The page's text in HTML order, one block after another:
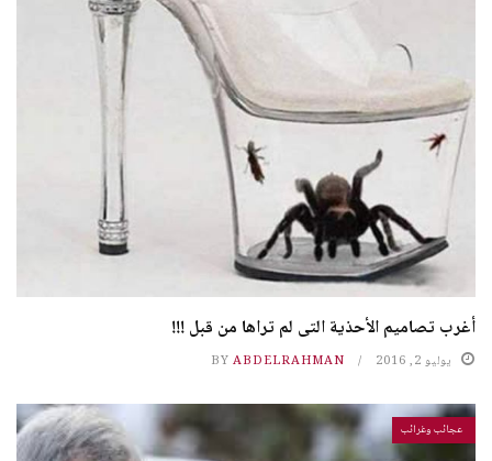
أغرب تصاميم الأحذية التى لم تراها من قبل !!!
يوليو 2, 2016 BY ABDELRAHMAN
عجائب وغرائب